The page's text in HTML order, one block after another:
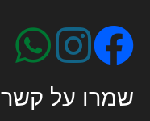
שמרו על קשר